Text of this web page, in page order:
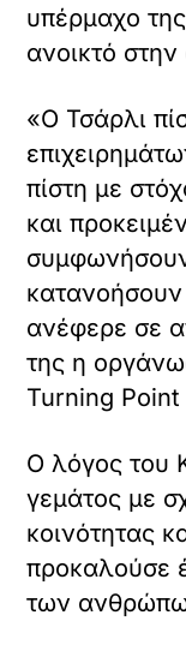
υπέρμαχο
ανοικτό
«Ο Τσάρλι
πίστη με
και
ανέφερε σε
της η
Turning Point
Ο λόγος του
γεμάτος με
κοινότητας
προκαλούσε
των